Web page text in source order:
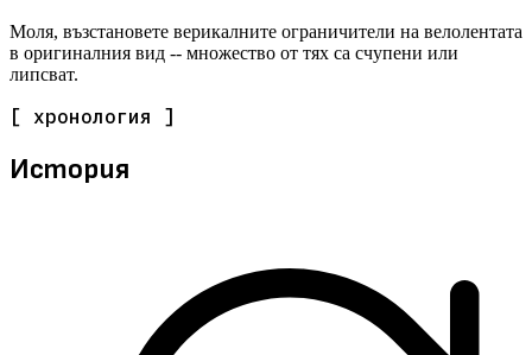
Моля, възстановете верикалните ограничители на велолентата
в оригиналния вид -- множество от тях са счупени или
липсват.
[ хронология ]
История